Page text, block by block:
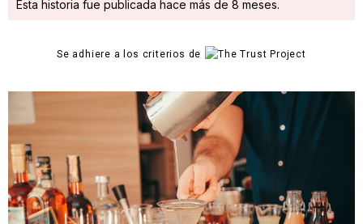
Esta historia fue publicada hace más de 8 meses.
Se adhiere a los criterios de